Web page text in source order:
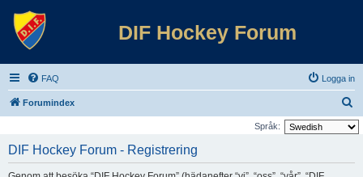
DIF Hockey Forum
FAQ Logga in
Forumindex
ö
Språk:
DIF Hockey Forum - Registrering